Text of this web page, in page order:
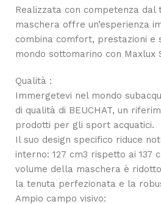
Realizzata con competenza dal
maschera offre un’esperienza
combina comfort, prestazioni e
mondo sottomarino con Maxlux
Qualità :
Immergetevi nel mondo
di qualità di BEUCHAT, un
prodotti per gli sport acquatici.
Il suo design specifico riduce
interno: 127 cm3 rispetto ai 137
volume della maschera è
la tenuta perfezionata e la
Ampio campo visivo: